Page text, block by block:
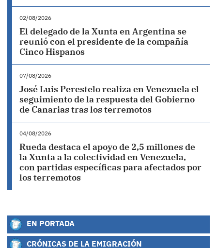
02/08/2026
El delegado de la Xunta en Argentina se
reunió con el presidente de la compañía
Cinco Hispanos
07/08/2026
José Luis Perestelo realiza en Venezuela el
seguimiento de la respuesta del Gobierno
de Canarias tras los terremotos
04/08/2026
Rueda destaca el apoyo de 2,5 millones de
la Xunta a la colectividad en Venezuela,
con partidas específicas para afectados por
los terremotos
EN PORTADA
CRÓNICAS DE LA EMIGRACIÓN